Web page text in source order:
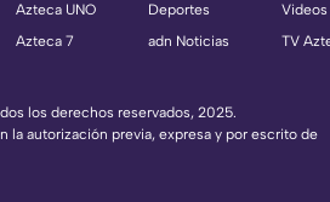
Azteca UNO
Azteca 7
Deportes
adn Noticias
Videos
TV
los derechos reservados, 2025.
la autorización previa, expresa y por escrito de